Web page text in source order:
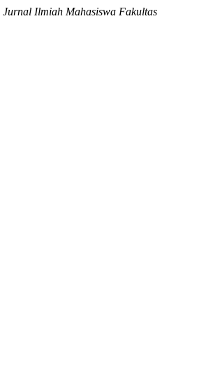
Jurnal Ilmiah Mahasiswa Fakultas